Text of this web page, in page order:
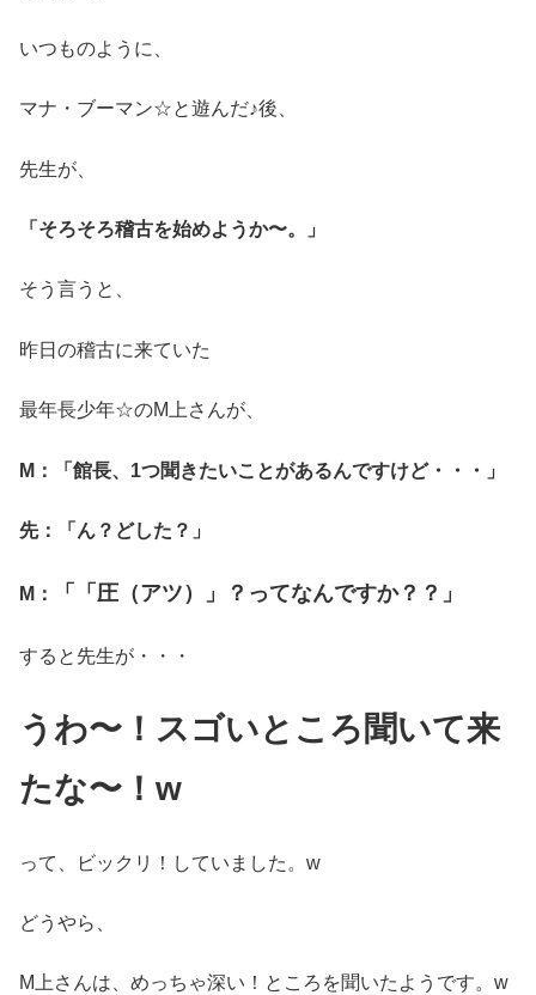
いつものように、
マナ・ブーマン☆と遊んだ♪後、
先生が、
「そろそろ稽古を始めようか〜。」
そう言うと、
昨日の稽古に来ていた
最年長少年☆のM上さんが、
M：「館長、1つ聞きたいことがあるんですけど・・・」
先：「ん？どした？」
M： 「「圧（アツ）」？ってなんですか？？」
すると先生が・・・
うわ〜！スゴいところ聞いて来
たな〜！w
って、ビックリ！していました。w
どうやら、
M上さんは、めっちゃ深い！ところを聞いたようです。w